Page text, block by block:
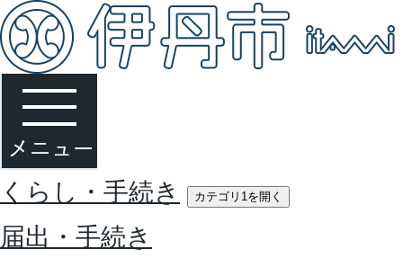
くらし・手続き カテゴリ1を開く
届出・手続き